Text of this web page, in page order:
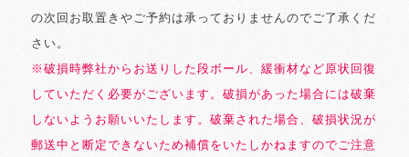
の次回お取置きやご予約は承っておりませんのでご了承くだ
さい。
※破損時弊社からお送りした段ボール、緩衝材など原状回復
していただく必要がございます。破損があった場合には破棄
しないようお願いいたします。破棄された場合、破損状況が
郵送中と断定できないため補償をいたしかねますのでご注意